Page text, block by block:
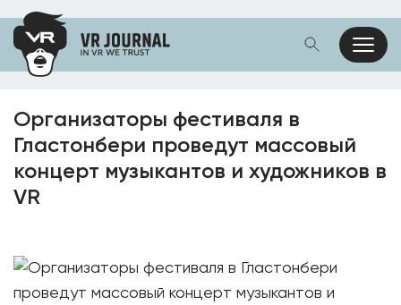
Организаторы фестиваля в
Гластонбери проведут массовый
концерт музыкантов и художников в
VR